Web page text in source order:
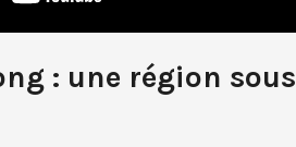
: une région sous